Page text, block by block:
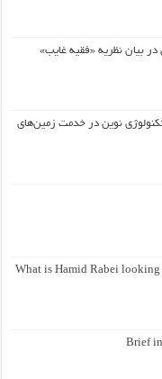
بیان نظریه «فقیه غایب»
نوین در خدمت زمین‌های
What is Hamid Rabei
Brief